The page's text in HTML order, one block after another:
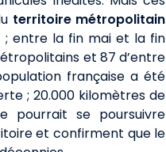
territoire métropolitain
entre la fin mai et la fin
et 87 d’entre
française a été
; 20.000 kilomètres de
pourrait se poursuivre
et confirment que le